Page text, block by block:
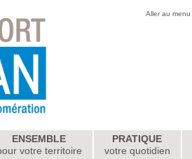
Aller au menu
ENSEMBLE
votre territoire
PRATIQUE
votre quotidien